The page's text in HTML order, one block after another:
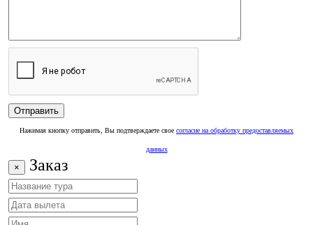
Нажимая кнопку отправить, Вы подтверждаете свое согласие на обработку предоставляемых
данных
× Заказ